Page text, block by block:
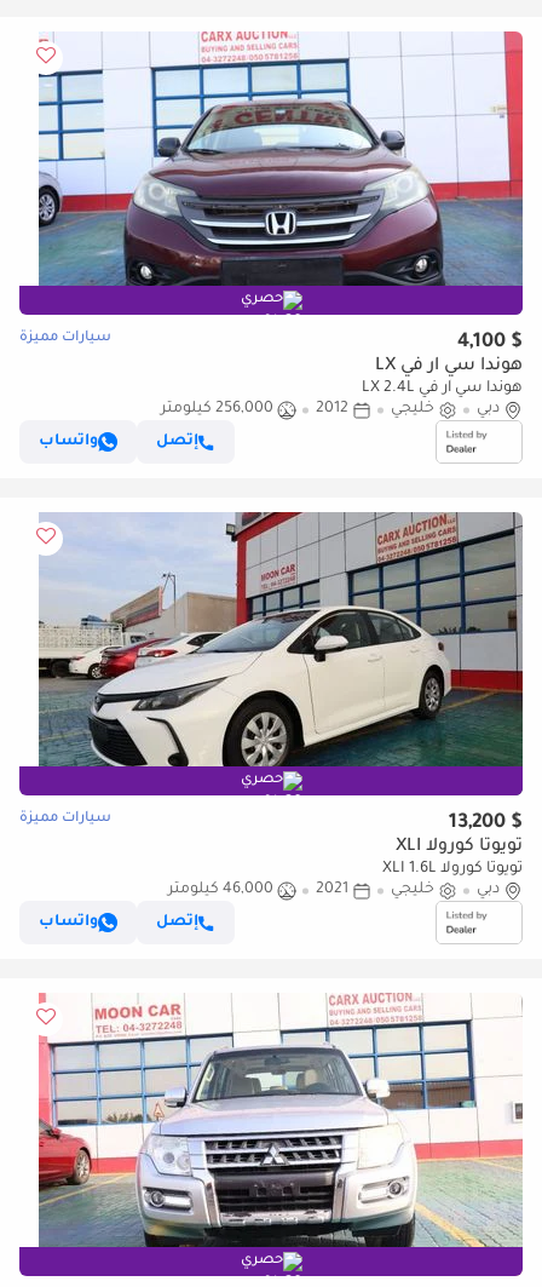
حصري
$ 4,100 سيارات مميزة
هوندا سي آر في LX
هوندا سي آر في LX 2.4L
دبي
خليجي 2012
256,000 كيلومتر
إتصل
واتساب
حصري
$ 13,200 سيارات مميزة
تويوتا كورولا XLI
تويوتا كورولا XLI 1.6L
دبي
خليجي 2021
46,000 كيلومتر
إتصل
واتساب
حصري